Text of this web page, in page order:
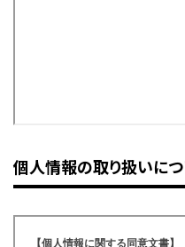
個人情報の取り扱いに